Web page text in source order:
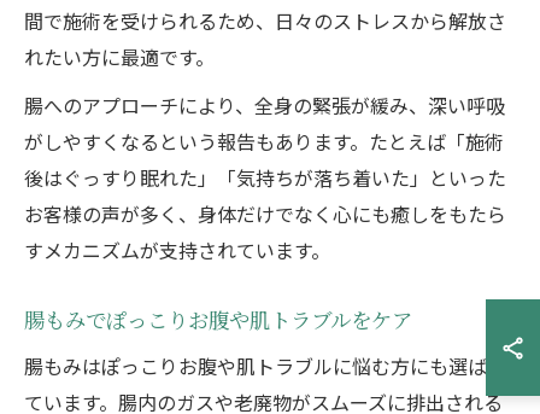
間で施術を受けられるため、日々のストレスから解放さ
れたい方に最適です。
腸へのアプローチにより、全身の緊張が緩み、深い呼吸
がしやすくなるという報告もあります。たとえば「施術
後はぐっすり眠れた」「気持ちが落ち着いた」といった
お客様の声が多く、身体だけでなく心にも癒しをもたら
すメカニズムが支持されています。
腸もみでぽっこりお腹や肌トラブルをケア
腸もみはぽっこりお腹や肌トラブルに悩む方にも選ばれ
ています。腸内のガスや老廃物がスムーズに排出される